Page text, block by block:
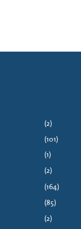
(2)
(101)
(1)
(2)
(164)
(85)
(2)